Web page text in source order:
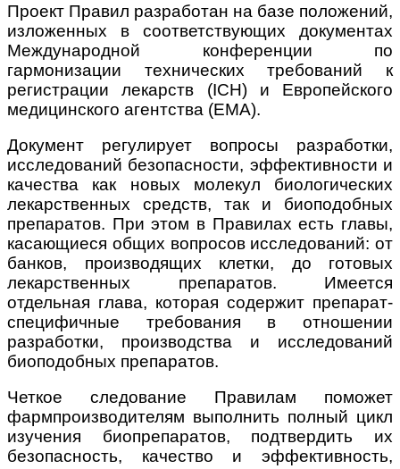
Проект Правил разработан на базе положений,
изложенных в соответствующих документах
Международной конференции по
гармонизации технических требований к
регистрации лекарств (ICH) и Европейского
медицинского агентства (ЕМА).
Документ регулирует вопросы разработки,
исследований безопасности, эффективности и
качества как новых молекул биологических
лекарственных средств, так и биоподобных
препаратов. При этом в Правилах есть главы,
касающиеся общих вопросов исследований: от
банков, производящих клетки, до готовых
лекарственных препаратов. Имеется
отдельная глава, которая содержит препарат-
специфичные требования в отношении
разработки, производства и исследований
биоподобных препаратов.
Четкое следование Правилам поможет
фармпроизводителям выполнить полный цикл
изучения биопрепаратов, подтвердить их
безопасность, качество и эффективность,